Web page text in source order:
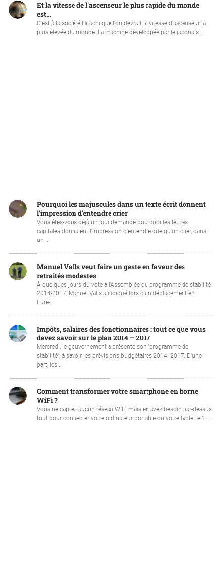
Et la vitesse de l'ascenseur le plus rapide du monde
est…
C'est à la société Hitachi que l'on devrait la vitesse d'ascenseur la
plus élevée du monde. La machine développée par le japonais ...
Pourquoi les majuscules dans un texte écrit donnent
l'impression d'entendre crier
Vous êtes-vous déjà un jour demandé pourquoi les lettres
capitales donnaient l'impression d'entendre quelqu'un crier, dans
un ...
Manuel Valls veut faire un geste en faveur des
retraités modestes
À quelques jours du vote à l'Assemblée du programme de stabilité
2014-2017, Manuel Valls a indiqué lors d'un déplacement en
Eure-...
Impôts, salaires des fonctionnaires : tout ce que vous
devez savoir sur le plan 2014 – 2017
Mercredi, le gouvernement a présenté son "programme de
stabilité", à savoir les prévisions budgétaires 2014- 2017. D'une
part, les...
Comment transformer votre smartphone en borne
WiFi ?
Vous ne captez aucun réseau WiFi mais en avez besoin par-dessus
tout pour connecter votre ordinateur portable ou votre tablette ? ...